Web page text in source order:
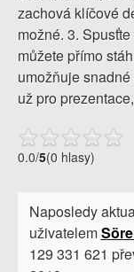
zachová klíčové
možné. 3.
můžete přímo
umožňuje
už pro
0.0/5(0 hlasy)
Naposledy
uživatelem
129 331 621